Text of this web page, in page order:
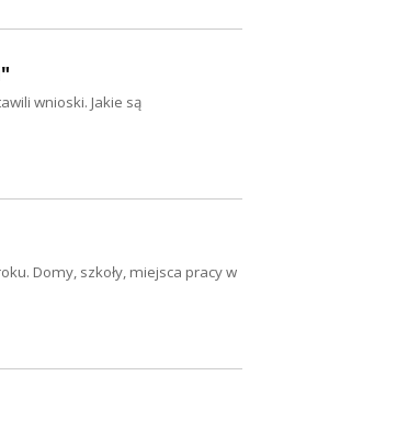
wnioski. Jakie są
Domy, szkoły, miejsca pracy w